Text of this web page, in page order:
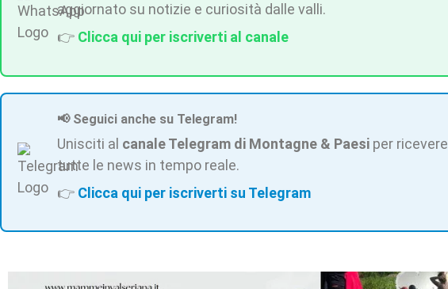
aggiornato su notizie e curiosità dalle valli.
👉 Clicca qui per iscriverti al canale
📢 Seguici anche su Telegram!
Unisciti al canale Telegram di Montagne & Paesi per ricevere
tutte le news in tempo reale.
👉 Clicca qui per iscriverti su Telegram